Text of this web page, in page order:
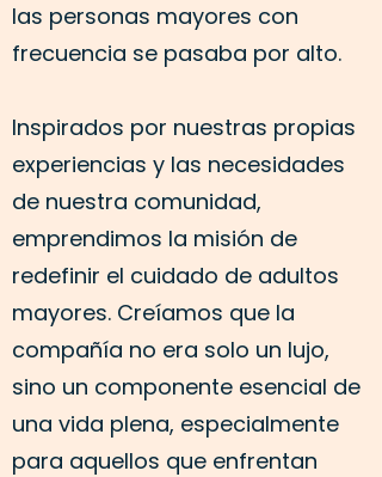
las personas mayores con
frecuencia se pasaba por alto.
Inspirados por nuestras propias
experiencias y las necesidades
de nuestra comunidad,
emprendimos la misión de
redefinir el cuidado de adultos
mayores. Creíamos que la
compañía no era solo un lujo,
sino un componente esencial de
una vida plena, especialmente
para aquellos que enfrentan